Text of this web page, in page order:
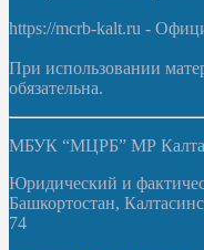
https://mcrb-kalt.ru -
При использовании
обязательна.
МБУК “МЦРБ” МР
Юридический и
Башкортостан,
74